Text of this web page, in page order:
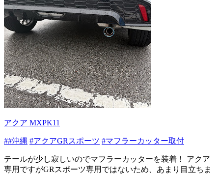
アクア MXPK11
##沖縄 #アクアGRスポーツ #マフラーカッター取付
テールが少し寂しいのでマフラーカッターを装着！ アクア
専用ですがGRスポーツ専用ではないため、あまり目立ちま